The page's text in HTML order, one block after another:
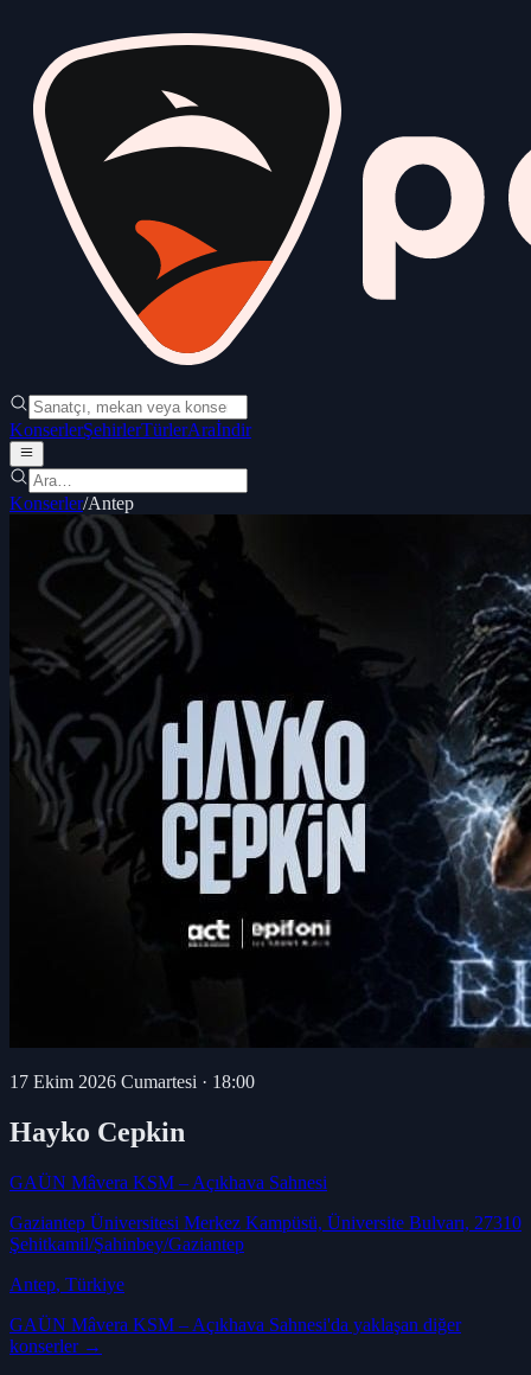
KonserlerŞehirlerTürlerAraİndir
Konserler/Antep
17 Ekim 2026 Cumartesi · 18:00
Hayko Cepkin
GAÜN Mâvera KSM – Açıkhava Sahnesi
Gaziantep Üniversitesi Merkez Kampüsü, Üniversite Bulvarı, 27310
Şehitkamil/Şahinbey/Gaziantep
Antep, Türkiye
GAÜN Mâvera KSM – Açıkhava Sahnesi'da yaklaşan diğer
konserler →